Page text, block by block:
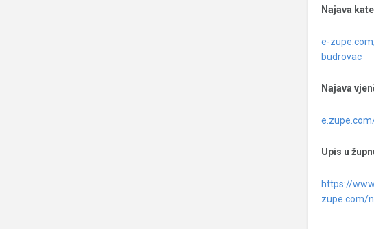
Najava
e-
budrovac
Najava
Upis u
https://
zupe.com/